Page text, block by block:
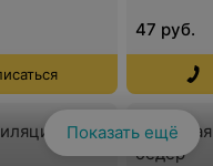
47 руб.
бедер
Показать ещё